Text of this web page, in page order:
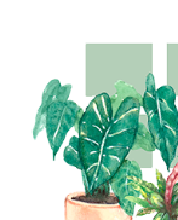
Домашняя
оранжерея